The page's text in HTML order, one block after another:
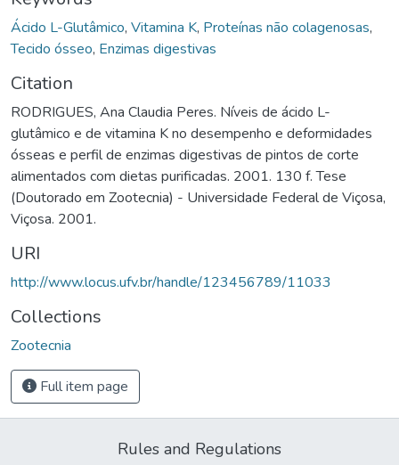
Ácido L-Glutâmico, Vitamina K, Proteínas não colagenosas,
Tecido ósseo, Enzimas digestivas
Citation
RODRIGUES, Ana Claudia Peres. Níveis de ácido L-
glutâmico e de vitamina K no desempenho e deformidades
ósseas e perfil de enzimas digestivas de pintos de corte
alimentados com dietas purificadas. 2001. 130 f. Tese
(Doutorado em Zootecnia) - Universidade Federal de Viçosa,
Viçosa. 2001.
URI
http://www.locus.ufv.br/handle/123456789/11033
Collections
Zootecnia
Full item page
Rules and Regulations